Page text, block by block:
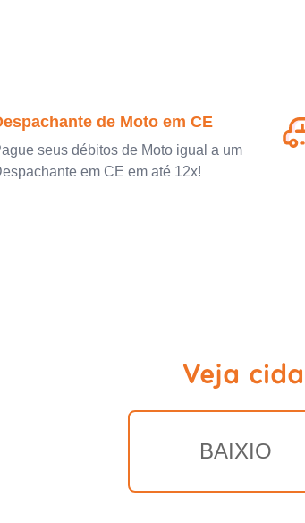
de Moto em CE
seus débitos de Moto igual a um
em CE em até 12x!
Veja
BAIXIO